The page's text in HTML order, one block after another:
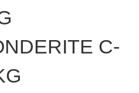
C-